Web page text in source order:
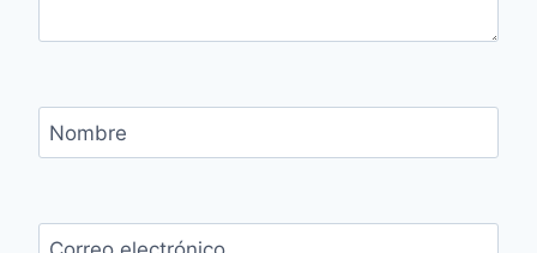
Nombre